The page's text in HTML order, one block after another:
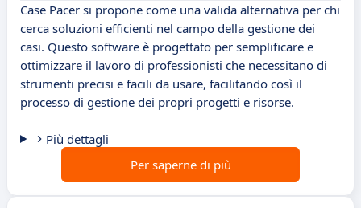
Case Pacer si propone come una valida alternativa per chi
cerca soluzioni efficienti nel campo della gestione dei
casi. Questo software è progettato per semplificare e
ottimizzare il lavoro di professionisti che necessitano di
strumenti precisi e facili da usare, facilitando così il
processo di gestione dei propri progetti e risorse.
Più dettagli
Per saperne di più